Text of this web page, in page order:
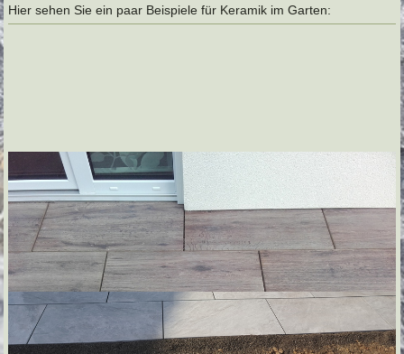
Hier sehen Sie ein paar Beispiele für Keramik im Garten: